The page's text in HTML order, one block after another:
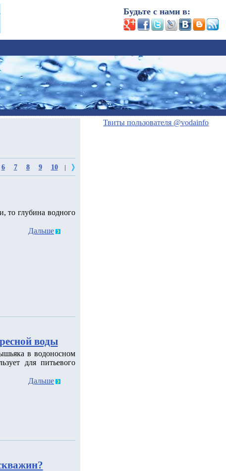
Будьте с нами в:
6 7 8 9 10
то глубина водного
Дальше
воды
в водоносном
для питьевого
Дальше
Твиты пользователя @vodainfo